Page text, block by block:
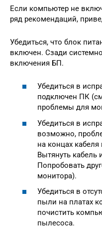
Если компьютер не
ряд рекомендаций,
Убедиться, что блок
включен. Сзади
включения БП.
Убедиться в
подключен ПК
проблемы для
Убедиться в
возможно,
на концах
Вытянуть кабель
Попробовать
монитора).
Убедиться в
пыли на платах
почистить
пылесоса.